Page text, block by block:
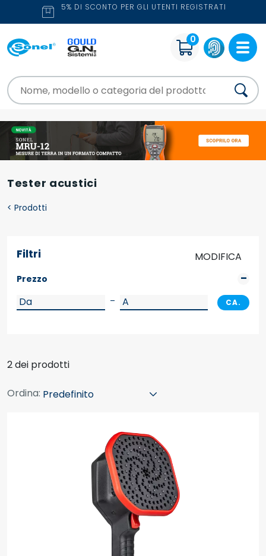
5% DI SCONTO PER GLI UTENTI REGISTRATI
0
Tester acustici
< Prodotti
Filtri MODIFICA
Prezzo
–
CA.
2 dei prodotti
Ordina: